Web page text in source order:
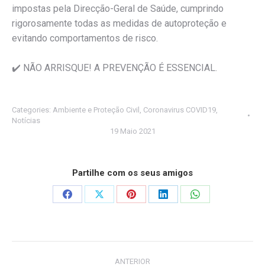
impostas pela Direcção-Geral de Saúde, cumprindo
rigorosamente todas as medidas de autoproteção e
evitando comportamentos de risco.
✔️ NÃO ARRISQUE! A PREVENÇÃO É ESSENCIAL.
Categories: Ambiente e Proteção Civil , Coronavirus COVID19,
Notícias
19 Maio 2021
Partilhe com os seus amigos
Share
Share
Share
Share
Share
ANTERIOR